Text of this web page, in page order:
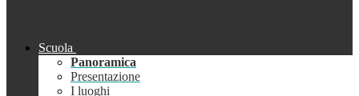
Scuola
Panoramica
Presentazione
I luoghi